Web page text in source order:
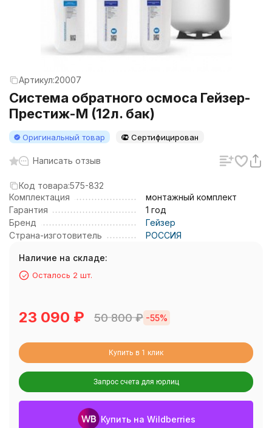
Артикул:20007
Система обратного осмоса Гейзер-
Престиж-М (12л. бак)
Оригинальный товар Сертифицирован
Написать отзыв
Код товара:575-832
Комплектация
монтажный комплект
Гарантия
1 год
Бренд
Гейзер
Страна-изготовитель
РОССИЯ
Наличие на складе:
Осталось 2 шт.
23 090 ₽ 50 800₽ -55%
Купить в 1 клик
Запрос счета для юрлиц
Купить на Wildberries